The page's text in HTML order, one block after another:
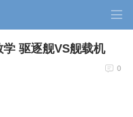
驱逐舰VS舰载机
0